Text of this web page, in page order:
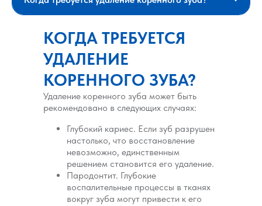
КОГДА ТРЕБУЕТСЯ
УДАЛЕНИЕ
КОРЕННОГО ЗУБА?
Удаление коренного зуба может быть
рекомендовано в следующих случаях:
Глубокий кариес. Если зуб разрушен
настолько, что восстановление
невозможно, единственным
решением становится его удаление.
Пародонтит. Глубокие
воспалительные процессы в тканях
вокруг зуба могут привести к его